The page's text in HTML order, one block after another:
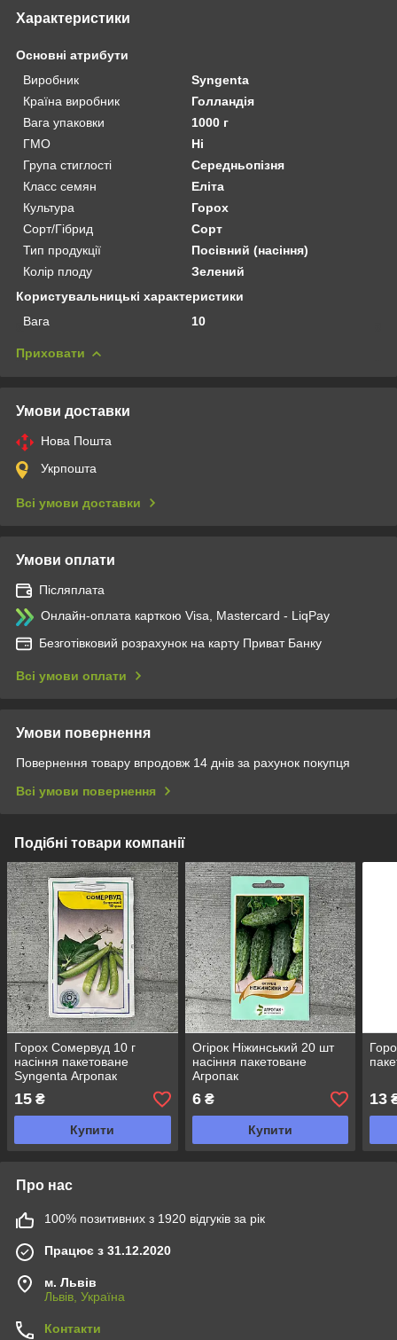
Характеристики
Основні атрибути
Виробник
Syngenta
Країна виробник
Голландія
Вага упаковки
1000 г
ГМО
Ні
Група стиглості
Середньопізня
Класс семян
Еліта
Культура
Горох
Сорт/Гібрид
Сорт
Тип продукції
Посівний (насіння)
Колір плоду
Зелений
Користувальницькі характеристики
Вага
10
Приховати
Умови доставки
Нова Пошта
Укрпошта
Всі умови доставки
Умови оплати
Післяплата
Онлайн-оплата карткою Visa, Mastercard - LiqPay
Безготівковий розрахунок на карту Приват Банку
Всі умови оплати
Умови повернення
Повернення товару впродовж 14 днів за рахунок покупця
Всі умови повернення
Подібні товари компанії
Горох Сомервуд 10 г
насіння пакетоване
Syngenta Агропак
15 ₴
Купити
Огірок Ніжинський 20 шт
насіння пакетоване
Агропак
6₴
Купити
13
Про нас
100% позитивних з 1920 відгуків за рік
Працює з 31.12.2020
м. Львів
Львів, Україна
Контакти